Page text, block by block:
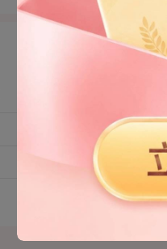
第2章
第8章